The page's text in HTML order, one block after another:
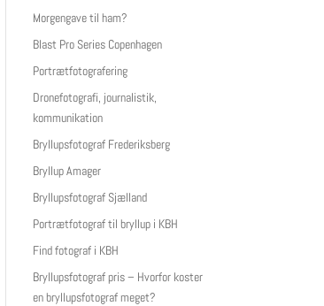
Morgengave til ham?
Blast Pro Series Copenhagen
Portrætfotografering
Dronefotografi, journalistik,
kommunikation
Bryllupsfotograf Frederiksberg
Bryllup Amager
Bryllupsfotograf Sjælland
Portrætfotograf til bryllup i KBH
Find fotograf i KBH
Bryllupsfotograf pris – Hvorfor koster
en bryllupsfotograf meget?